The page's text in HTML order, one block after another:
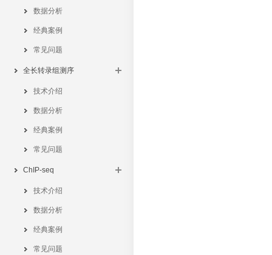
数据分析
经典案例
常见问题
全长转录组测序
技术介绍
数据分析
经典案例
常见问题
ChIP-seq
技术介绍
数据分析
经典案例
常见问题